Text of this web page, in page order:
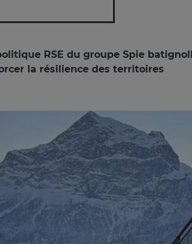
RSE du groupe Spie
la résilience des territoires